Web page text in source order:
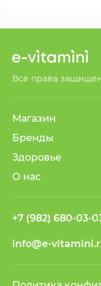
Все права
Магазин
Бренды
Здоровье
О нас
+7 (982) 680-03-
info@e-